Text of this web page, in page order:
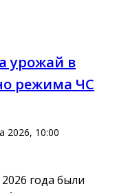
урожай в
режима ЧС
2026, 10:00
года были